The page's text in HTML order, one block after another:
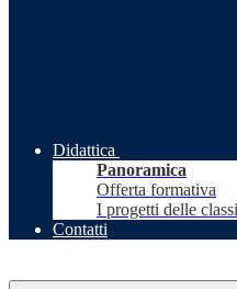
Didattica
Panoramica
Offerta formativa
I progetti delle classi
Contatti